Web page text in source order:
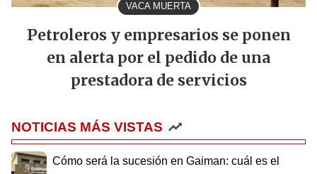
VACA MUERTA
Petroleros y empresarios se ponen
en alerta por el pedido de una
prestadora de servicios
NOTICIAS MÁS VISTAS
Cómo será la sucesión en Gaiman: cuál es el